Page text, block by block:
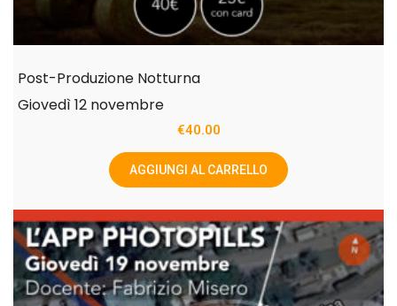
Post-Produzione Notturna
Giovedì 12 novembre
€40.00
AGGIUNGI AL CARRELLO